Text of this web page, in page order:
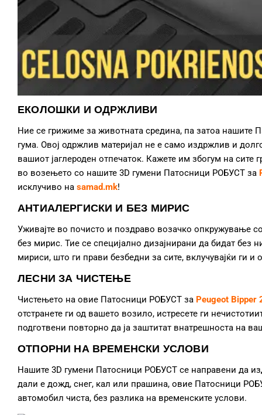
ЕКОЛОШКИ И ОДРЖЛИВИ
Ние се грижиме за животната средина, па затоа нашите
гума. Овој одржлив материјал не е само издржлив и
вашиот јаглероден отпечаток. Кажете им збогум на
во возењето со нашите 3D гумени Патосници РОБУСТ за
исклучиво на samad.mk!
АНТИАЛЕРГИСКИ И БЕЗ МИРИС
Уживајте во почисто и поздраво возачко опкружување
без мирис. Тие се специјално дизајнирани да бидат без
мириси, што ги прави безбедни за сите, вклучувајќи ги и
ЛЕСНИ ЗА ЧИСТЕЊЕ
Чистењето на овие Патосници РОБУСТ за Peugeot Bipper
отстранете ги од вашето возило, истресете ги
подготвени повторно да ја заштитат внатрешноста на
ОТПОРНИ НА ВРЕМЕНСКИ УСЛОВИ
Нашите 3D гумени Патосници РОБУСТ се направени да
дали е дожд, снег, кал или прашина, овие Патосници
автомобил чиста, без разлика на временските услови.